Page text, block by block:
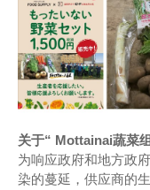
关于“ Mottainai蔬菜
为响应政府和地方政
染的蔓延，供应商的